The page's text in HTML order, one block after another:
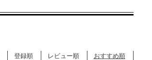
登録順 レビュー順 おすすめ順